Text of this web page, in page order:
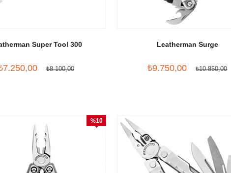
Super Tool 300
₺8.100,00
Leatherman Surge
₺9.750,00 ₺10.850,00
%10